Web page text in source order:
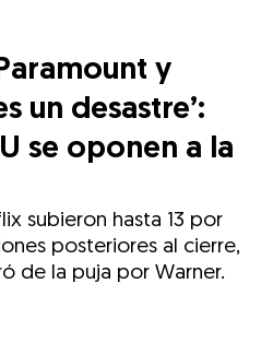
y
un desastre’:
se oponen a la
subieron hasta 13 por
posteriores al cierre,
de la puja por Warner.
mediante Email
actual mediante Facebook
actual mediante Twitter
el artículo actual mediante LinkedIn
el artículo actual mediante